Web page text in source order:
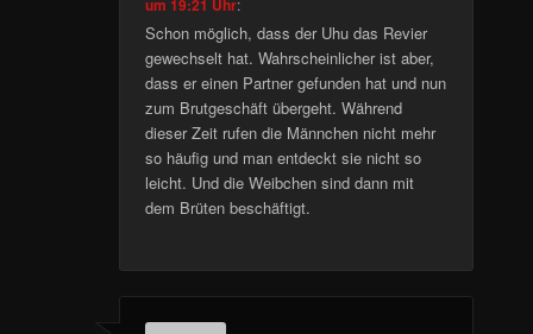
um 19:21 Uhr
Schon möglich, dass der Uhu das Revier
gewechselt hat. Wahrscheinlicher ist aber,
dass er einen Partner gefunden hat und nun
zum Brutgeschäft übergeht. Während
dieser Zeit rufen die Männchen nicht mehr
so häufig und man entdeckt sie nicht so
leicht. Und die Weibchen sind dann mit
dem Brüten beschäftigt.